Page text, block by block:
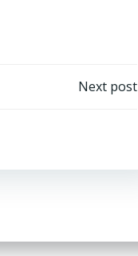
Next post